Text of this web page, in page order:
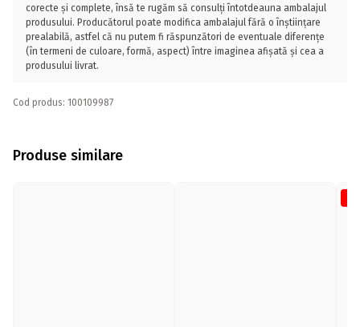
corecte și complete, însă te rugăm să consulți întotdeauna ambalajul
produsului. Producătorul poate modifica ambalajul fără o înștiințare
prealabilă, astfel că nu putem fi răspunzători de eventuale diferențe
(în termeni de culoare, formă, aspect) între imaginea afișată și cea a
produsului livrat.
Cod produs: 100109987
Produse similare